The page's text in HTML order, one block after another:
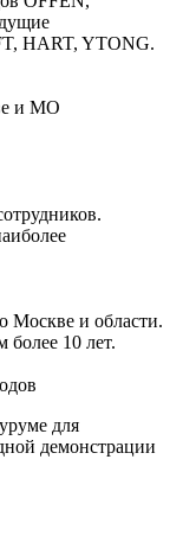
HART, YTONG.
и МО
Москве и области.
10 лет.
для
демонстрации